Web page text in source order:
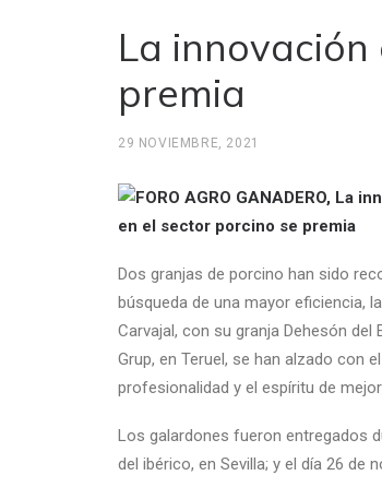
La
premia
29 NOVIEMBRE, 2021
Dos granjas de porcino han sido
búsqueda de una mayor eficiencia,
Carvajal, con su granja Dehesón del
Grup, en Teruel, se han alzado con
profesionalidad y el espíritu de
Los galardones fueron entregados
del ibérico, en Sevilla; y el día 26 de